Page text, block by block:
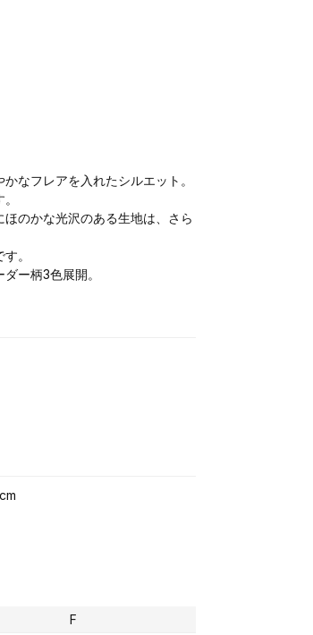
なフレアを入れたシルエット。
のかな光沢のある生地は、さら
。
ー柄3色展開。
F